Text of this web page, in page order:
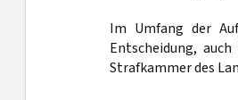
Im Umfang der
Entscheidung,
Strafkammer des